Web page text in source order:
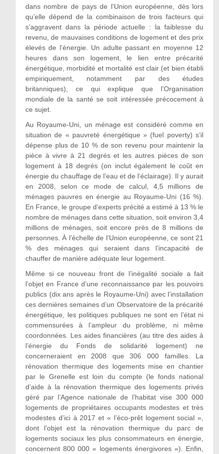
dans nombre de pays de l’Union européenne, dès lors
qu’elle dépend de la combinaison de trois facteurs qui
s’aggravent dans la période actuelle : la faiblesse du
revenu, de mauvaises conditions de logement et des prix
élevés de l’énergie. Un adulte passant en moyenne 12
heures dans son logement, le lien entre précarité
énergétique, morbidité et mortalité est clair (et bien établi
empiriquement, notamment par des études
britanniques), ce qui explique que l’Organisation
mondiale de la santé se soit intéressée précocement à
ce sujet.
Au Royaume-Uni, un ménage est considéré comme en
situation de « pauvreté énergétique » (fuel poverty) s’il
dépense plus de 10 % de son revenu pour maintenir la
pièce à vivre à 21 degrés et les autres pièces de son
logement à 18 degrés (on inclut également le coût en
énergie du chauffage de l’eau et de l’éclairage). Il y aurait
en 2008, selon ce mode de calcul, 4,5 millions de
ménages pauvres en énergie au Royaume-Uni (16 %).
En France, le groupe d’experts précité a estimé à 13 % le
nombre de ménages dans cette situation, soit environ 3,4
millions de ménages, soit encore près de 8 millions de
personnes. À l’échelle de l’Union européenne, ce sont 21
% des ménages qui seraient dans l’incapacité de
chauffer de manière adéquate leur logement.
Même si ce nouveau front de l’inégalité sociale a fait
l’objet en France d’une reconnaissance par les pouvoirs
publics (dix ans après le Royaume-Uni) avec l’installation
ces dernières semaines d’un Observatoire de la précarité
énergétique, les politiques publiques ne sont en l’état ni
commensurées à l’ampleur du problème, ni même
coordonnées. Les aides financières (au titre des aides à
l’énergie du Fonds de solidarité logement) ne
concerneraient en 2008 que 306 000 familles. La
rénovation thermique des logements mise en chantier
par le Grenelle est loin du compte (le fonds national
d’aide à la rénovation thermique des logements privés
géré par l’Agence nationale de l’habitat vise 300 000
logements de propriétaires occupants modestes et très
modestes d’ici à 2017 et « l’éco-prêt logement social »,
dont l’objet est la rénovation thermique du parc de
logements sociaux les plus consommateurs en énergie,
concernent 800 000 « logements énergivores »). Enfin,